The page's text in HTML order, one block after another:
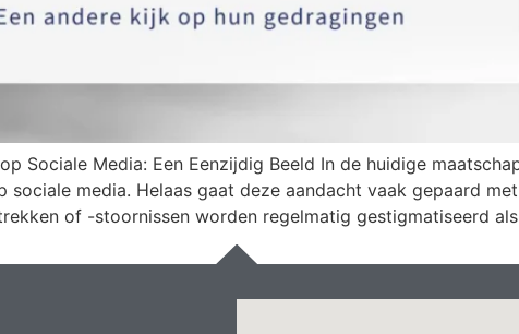
Sociale Media: Een Eenzijdig Beeld In de huidige
media. Helaas gaat deze aandacht vaak gepaard
of -stoornissen worden regelmatig gestigmatiseerd